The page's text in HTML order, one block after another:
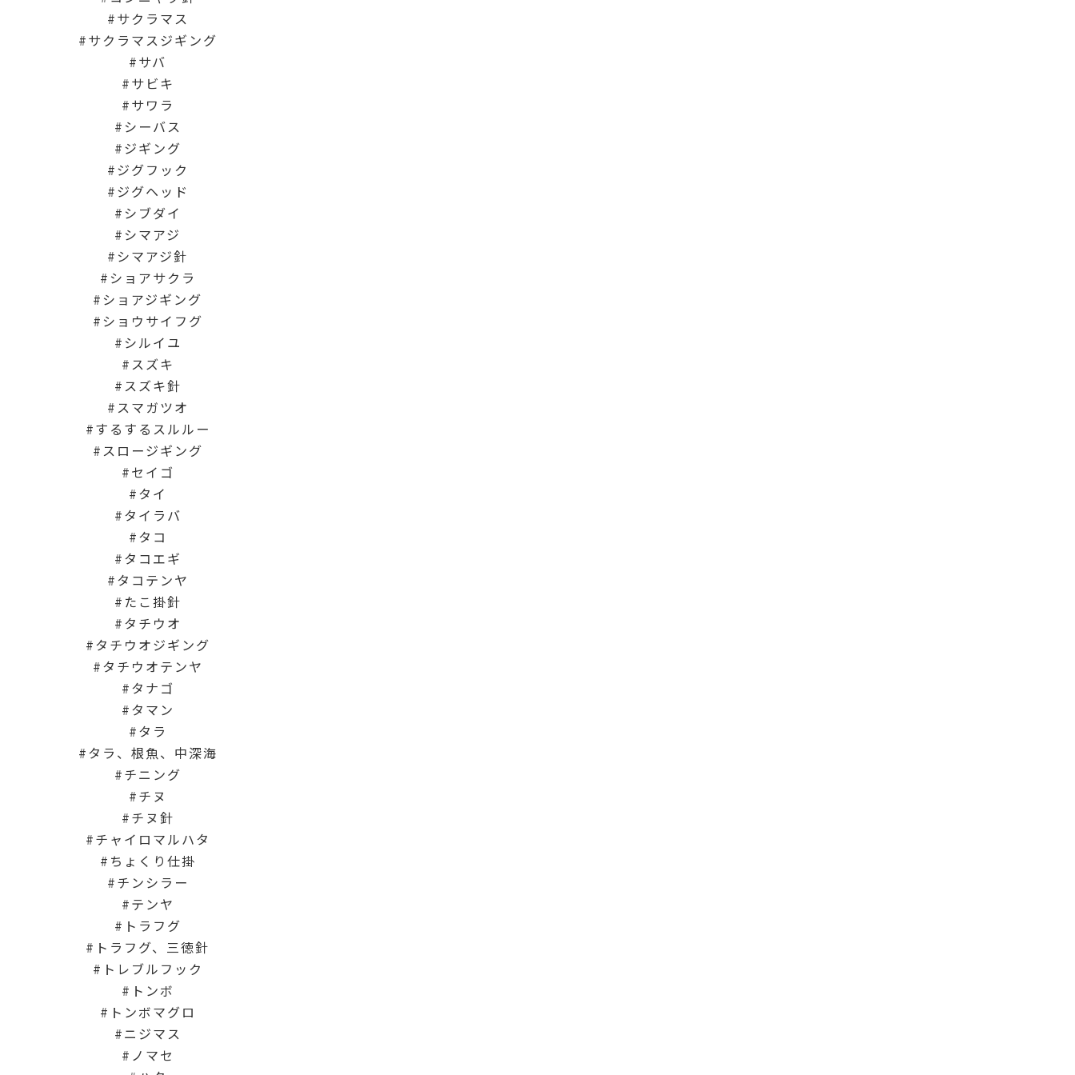
サクラマス
サクラマスジギング
サバ
サビキ
サワラ
シーバス
ジギング
ジグフック
ジグヘッド
シブダイ
シマアジ
シマアジ針
ショアサクラ
ショアジギング
ショウサイフグ
シルイユ
スズキ
スズキ針
スマガツオ
するするスルルー
スロージギング
セイゴ
タイ
タイラバ
タコ
タコエギ
タコテンヤ
たこ掛針
タチウオ
タチウオジギング
タチウオテンヤ
タナゴ
タマン
タラ
タラ、根魚、中深海
チニング
チヌ
チヌ針
チャイロマルハタ
ちょくり仕掛
チンシラー
テンヤ
トラフグ
トラフグ、三徳針
トレブルフック
トンボ
トンボマグロ
ニジマス
ノマセ